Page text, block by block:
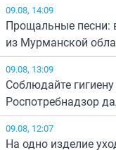
09.08, 14:09
Прощальные песни:
из Мурманской
09.08, 13:09
Соблюдайте
Роспотребнадзор
09.08, 12:07
На одно изделие